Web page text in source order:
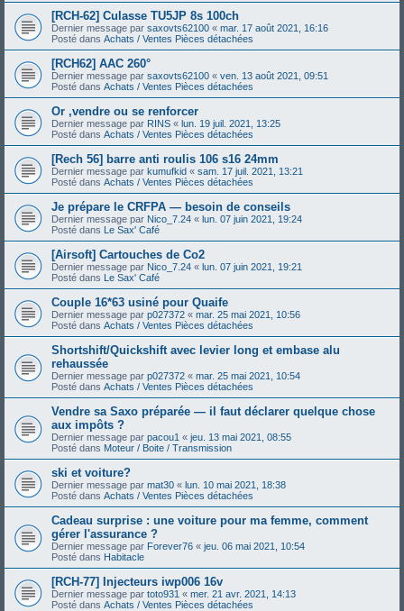
[RCH-62] Culasse TU5JP 8s 100ch
Dernier message par saxovts62100 « mar. 17 août 2021, 16:16
Posté dans Achats / Ventes Pièces détachées
[RCH62] AAC 260°
Dernier message par saxovts62100 « ven. 13 août 2021, 09:51
Posté dans Achats / Ventes Pièces détachées
Or ,vendre ou se renforcer
Dernier message par RINS « lun. 19 juil. 2021, 13:25
Posté dans Achats / Ventes Pièces détachées
[Rech 56] barre anti roulis 106 s16 24mm
Dernier message par kumufkid « sam. 17 juil. 2021, 13:21
Posté dans Achats / Ventes Pièces détachées
Je prépare le CRFPA — besoin de conseils
Dernier message par Nico_7.24 « lun. 07 juin 2021, 19:24
Posté dans Le Sax' Café
[Airsoft] Cartouches de Co2
Dernier message par Nico_7.24 « lun. 07 juin 2021, 19:21
Posté dans Le Sax' Café
Couple 16*63 usiné pour Quaife
Dernier message par p027372 « mar. 25 mai 2021, 10:56
Posté dans Achats / Ventes Pièces détachées
Shortshift/Quickshift avec levier long et embase alu
rehaussée
Dernier message par p027372 « mar. 25 mai 2021, 10:54
Posté dans Achats / Ventes Pièces détachées
Vendre sa Saxo préparée — il faut déclarer quelque chose
aux impôts ?
Dernier message par pacou1 « jeu. 13 mai 2021, 08:55
Posté dans Moteur / Boite / Transmission
ski et voiture?
Dernier message par mat30 « lun. 10 mai 2021, 18:38
Posté dans Achats / Ventes Pièces détachées
Cadeau surprise : une voiture pour ma femme, comment
gérer l'assurance ?
Dernier message par Forever76 « jeu. 06 mai 2021, 10:54
Posté dans Habitacle
[RCH-77] Injecteurs iwp006 16v
Dernier message par toto931 « mer. 21 avr. 2021, 14:13
Posté dans Achats / Ventes Pièces détachées